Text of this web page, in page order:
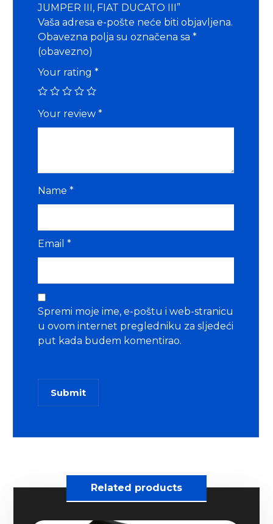
JUMPER III, FIAT DUCATO III”
Vaša adresa e-pošte neće biti objavljena.
Obavezna polja su označena sa*
(obavezno)
Your rating*
Your review*
Name*
Email*
Spremi moje ime, e-poštu i web-stranicu
u ovom internet pregledniku za sljedeći
put kada budem komentirao.
Submit
Related products